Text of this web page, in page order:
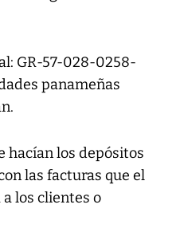
GR-57-028-0258-
panameñas
hacían los depósitos
las facturas que el
los clientes o